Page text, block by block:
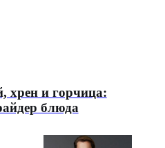
хрен и горчица:
блюда